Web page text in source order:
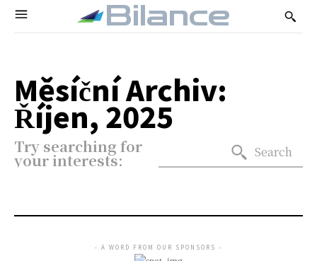
Bilance
Měsíční Archiv:
Říjen, 2025
Try searching for
your interests: Search
- A WORD FROM OUR SPONSORS -